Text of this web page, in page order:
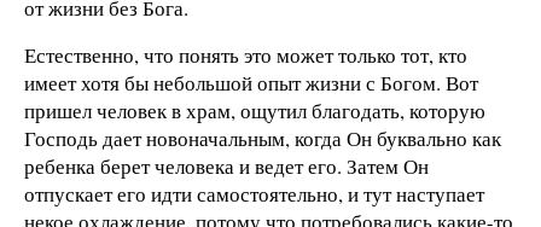
от жизни без Бога.
Естественно, что понять это может только тот, кто
имеет хотя бы небольшой опыт жизни с Богом. Вот
пришел человек в храм, ощутил благодать, которую
Господь дает новоначальным, когда Он буквально как
ребенка берет человека и ведет его. Затем Он
отпускает его идти самостоятельно, и тут наступает